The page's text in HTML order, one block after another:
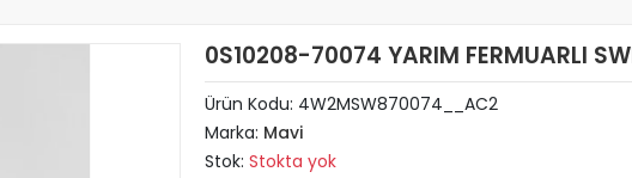
0S10208-70074 YARIM FERMUARLI
Ürün Kodu: 4W2MSW870074__AC2
Marka: Mavi
Stok: Stokta yok